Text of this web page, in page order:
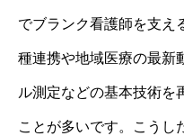
でブランク看護師を支え
種連携や地域医療の最新
ル測定などの基本技術を
ことが多いです。こうし